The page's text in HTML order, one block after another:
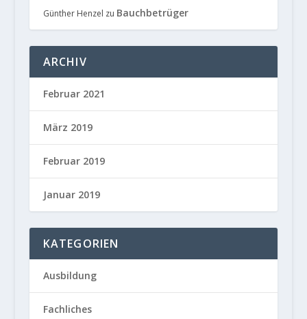
Günther Henzel zu Bauchbetrüger
ARCHIV
Februar 2021
März 2019
Februar 2019
Januar 2019
KATEGORIEN
Ausbildung
Fachliches